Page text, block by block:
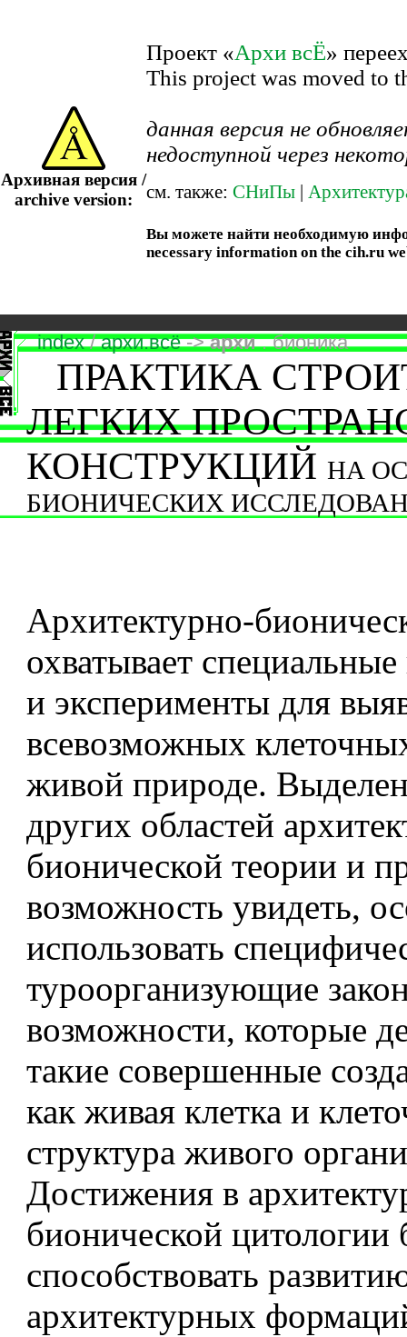
Архивная версия /
archive version:
Проект «Архи всЁ»
This project was moved to
данная версия не
недоступной через
см. также: СНиПы
Вы можете найти необходимую
necessary information on the cih.ru
index / архи.всё ->архи. бионика
ПРАКТИКА
ЛЕГКИХ
КОНСТРУКЦИЙ НА
БИОНИЧЕСКИХ
Архитектурно-
охватывает
и эксперименты для
всевозможных
живой природе.
других областей
бионической теории и
возможность увидеть,
использовать
туроорганизующие
возможности, которые
такие совершенные
как живая клетка и
структура живого
Достижения в
бионической цитологии
способствовать
архитектурных